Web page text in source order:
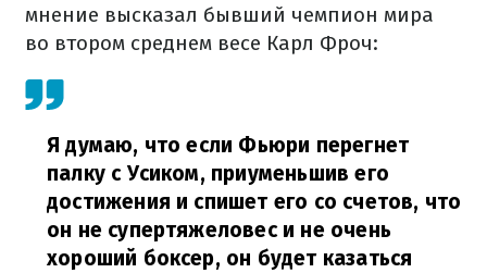
мнение высказал бывший чемпион мира
во втором среднем весе Карл Фроч:
Я думаю, что если Фьюри перегнет
палку с Усиком, приуменьшив его
достижения и спишет его со счетов, что
он не супертяжеловес и не очень
хороший боксер, он будет казаться